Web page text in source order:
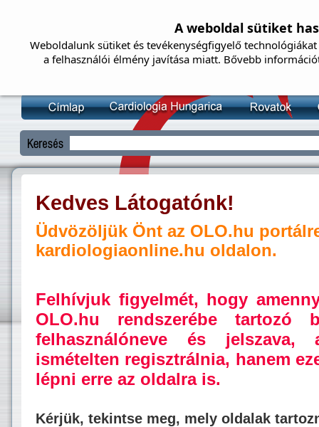
Kedves Látogatónk!
Üdvözöljük Önt az OLO.hu
kardiologiaonline.hu oldalon.
Felhívjuk figyelmét, hogy
OLO.hu rendszerébe tartozó
felhasználóneve és jelszava,
ismételten regisztrálnia, hanem
lépni erre az oldalra is.
Kérjük, tekintse meg, mely oldalak
A weboldal sütiket
Weboldalunk sütiket és tevékenységfigyelő
a felhasználói élmény javítása miatt. Bővebb